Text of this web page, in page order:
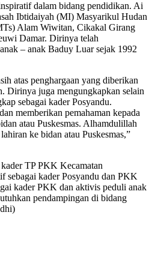
dalam bidang pendidikan. Ai
Ibtidaiyah (MI) Masyarikul Hudan
Alam Wiwitan, Cikakal Girang
Damar. Dirinya telah
– anak Baduy Luar sejak 1992
atas penghargaan yang diberikan
Dirinya juga mengungkapkan selain
sebagai kader Posyandu.
memberikan pemahaman kepada
atau Puskesmas. Alhamdulillah
ke bidan atau Puskesmas,”
TP PKK Kecamatan
sebagai kader Posyandu dan PKK
kader PKK dan aktivis peduli anak
pendampingan di bidang